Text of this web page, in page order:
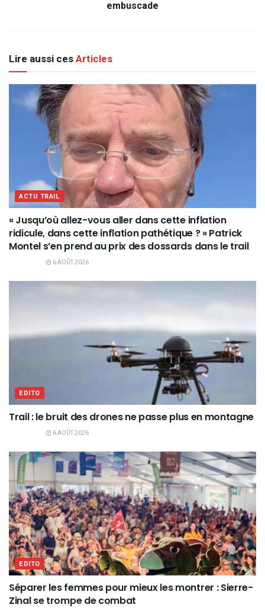
embuscade
Lire aussi cesArticles
ACTU TRAIL
« Jusqu’où allez-vous aller dans cette inflation
ridicule, dans cette inflation pathétique ? » Patrick
Montel s’en prend au prix des dossards dans le trail
6 AOÛT 2026
EDITO
Trail : le bruit des drones ne passe plus en montagne
6 AOÛT 2026
EDITO
Séparer les femmes pour mieux les montrer : Sierre-
Zinal se trompe de combat